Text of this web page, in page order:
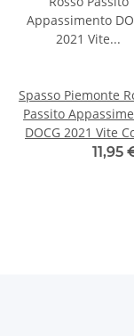
Spasso Piemonte
Passito
DOCG 2021 Vite
11,95